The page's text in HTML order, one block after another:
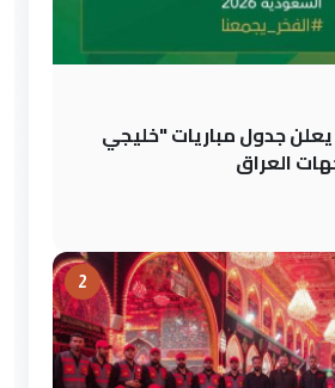
يعلن جدول مباريات "خليجي
2